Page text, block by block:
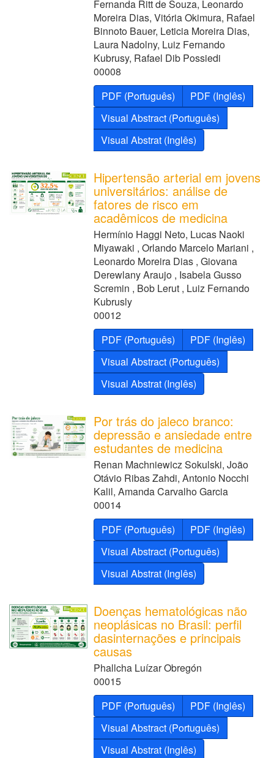
Fernanda Ritt de Souza, Leonardo
Moreira Dias, Vitória Okimura, Rafael
Binnoto Bauer, Leticia Moreira Dias,
Laura Nadolny, Luiz Fernando
Kubrusy, Rafael Dib Possiedi
00008
PDF (Português)
PDF (Inglês)
Visual Abstract (Português)
Visual Abstrat (Inglês)
Hipertensão arterial em jovens
universitários: análise de
fatores de risco em
acadêmicos de medicina
Hermínio Haggi Neto, Lucas Naoki
Miyawaki , Orlando Marcelo Mariani ,
Leonardo Moreira Dias , Giovana
Derewlany Araujo , Isabela Gusso
Scremin , Bob Lerut , Luiz Fernando
Kubrusly
00012
PDF (Português)
PDF (Inglês)
Visual Abstract (Português)
Visual Abstrat (Inglês)
Por trás do jaleco branco:
depressão e ansiedade entre
estudantes de medicina
Renan Machniewicz Sokulski, João
Otávio Ribas Zahdi, Antonio Nocchi
Kalil, Amanda Carvalho Garcia
00014
PDF (Português)
PDF (Inglês)
Visual Abstract (Português)
Visual Abstrat (Inglês)
Doenças hematológicas não
neoplásicas no Brasil: perfil
dasinternações e principais
causas
Phallcha Luízar Obregón
00015
PDF (Português)
PDF (Inglês)
Visual Abstract (Português)
Visual Abstrat (Inglês)